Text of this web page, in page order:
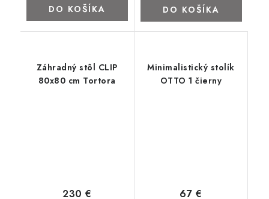
DO KOŠÍKA DO KOŠÍKA
Záhradný stôl CLIP
80x80 cm Tortora
230 €
Minimalistický stolík
OTTO 1 čierny
67 €